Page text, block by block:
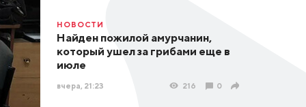
НОВОСТИ
Найден пожилой амурчанин,
который ушел за грибами еще в
июле
вчера, 21:23 216 0